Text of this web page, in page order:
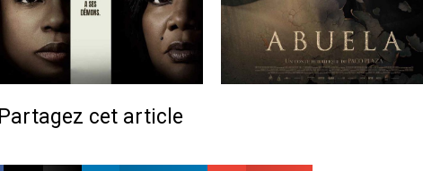
Partagez cet article